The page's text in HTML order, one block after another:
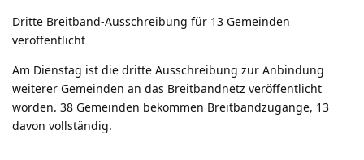
Dritte Breitband-Ausschreibung für 13 Gemeinden
veröffentlicht
Am Dienstag ist die dritte Ausschreibung zur Anbindung
weiterer Gemeinden an das Breitbandnetz veröffentlicht
worden. 38 Gemeinden bekommen Breitbandzugänge, 13
davon vollständig.